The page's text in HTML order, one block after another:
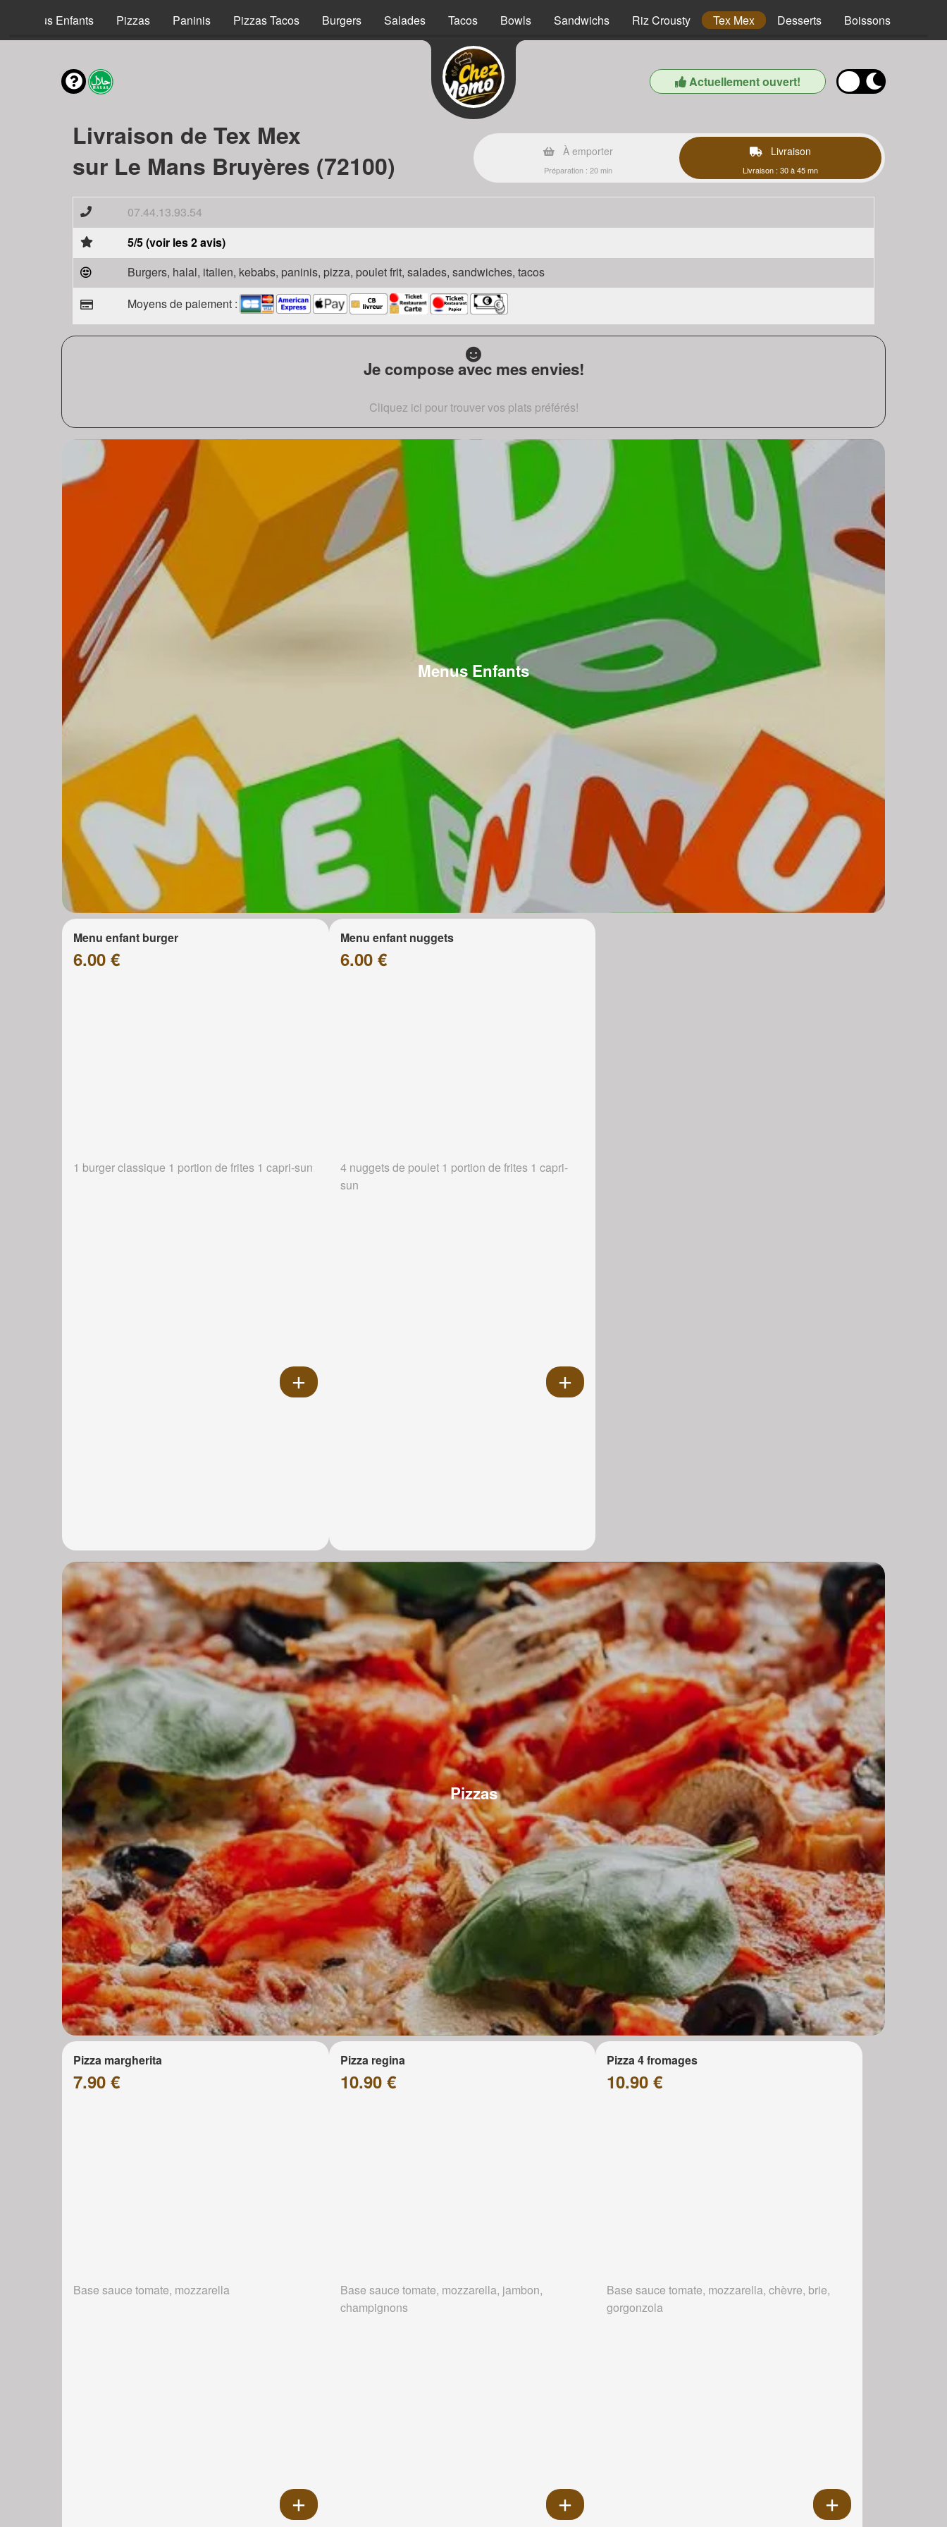
Menus Enfants Pizzas Paninis Pizzas Tacos Burgers Salades Tacos Bowls Sandwichs Riz Crousty Tex Mex Desserts Boissons
Actuellement ouvert!
Livraison de Tex Mex
sur Le Mans Bruyères (72100)
À emporter
Préparation : 20 min
Livraison
Livraison : 30 à 45 mn
07.44.13.93.54
5/5 (voir les 2 avis)
Burgers, halal, italien, kebabs, paninis, pizza, poulet frit, salades, sandwiches, tacos
Moyens de paiement :
Je compose avec mes envies!
Cliquez ici pour trouver vos plats préférés!
Menus Enfants
Menu enfant burger
6.00 €
1 burger classique 1 portion de frites 1 capri-sun
Menu enfant nuggets
6.00 €
4 nuggets de poulet 1 portion de frites 1 capri-
sun
Pizzas
Pizza margherita
7.90 €
Base sauce tomate, mozzarella
Pizza regina
10.90 €
Base sauce tomate, mozzarella, jambon,
champignons
Pizza 4 fromages
10.90 €
Base sauce tomate, mozzarella, chèvre, brie,
gorgonzola